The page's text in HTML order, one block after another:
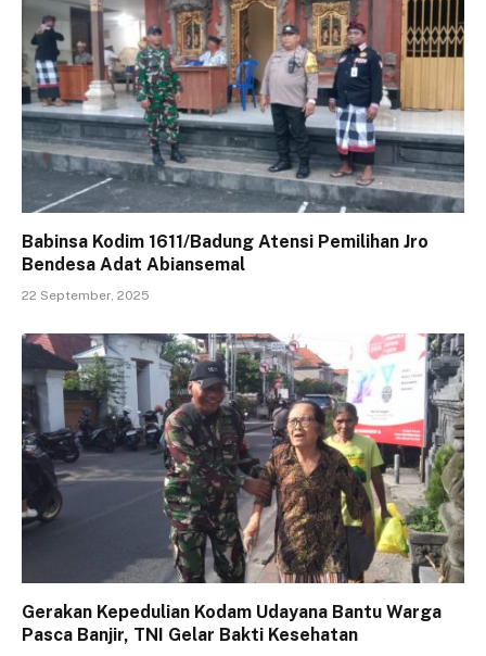
Babinsa Kodim 1611/Badung Atensi Pemilihan Jro
Bendesa Adat Abiansemal
22 September, 2025
Gerakan Kepedulian Kodam Udayana Bantu Warga
Pasca Banjir, TNI Gelar Bakti Kesehatan